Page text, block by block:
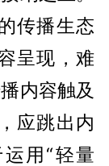
传播生态
呈现，难
内容触及
应跳出内
用“轻量